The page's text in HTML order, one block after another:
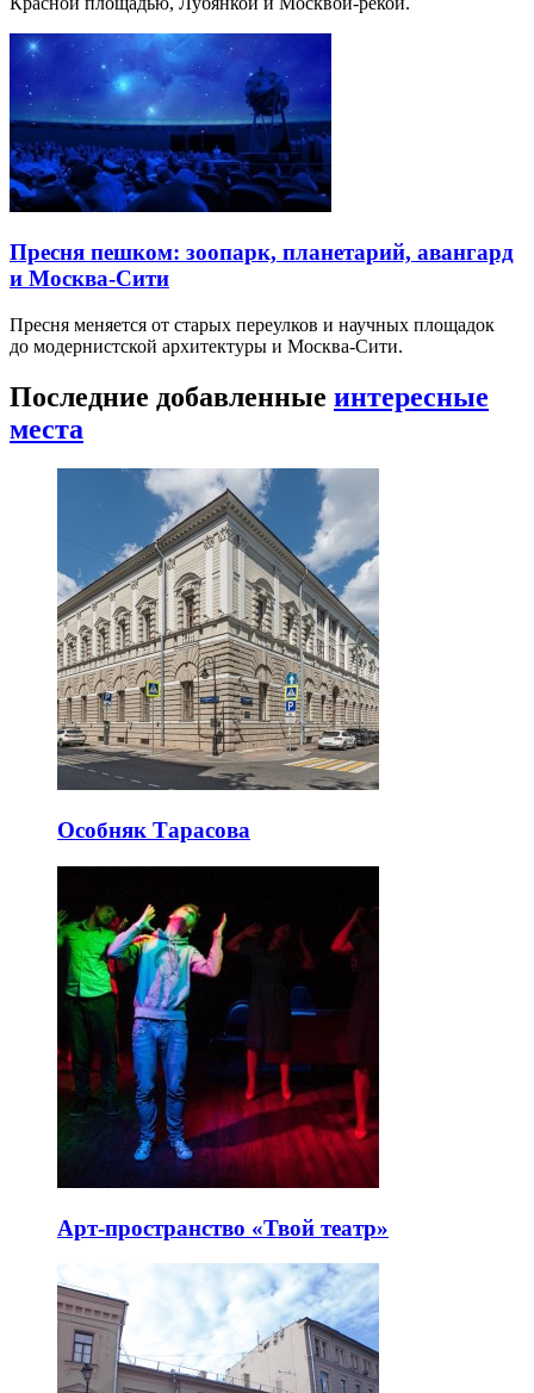
Пресня пешком: зоопарк, планетарий, авангард
и Москва-Сити
Пресня меняется от старых переулков и научных площадок
до модернистской архитектуры и Москва-Сити.
Последние добавленные интересные
места
Особняк Тарасова
Арт-пространство «Твой театр»